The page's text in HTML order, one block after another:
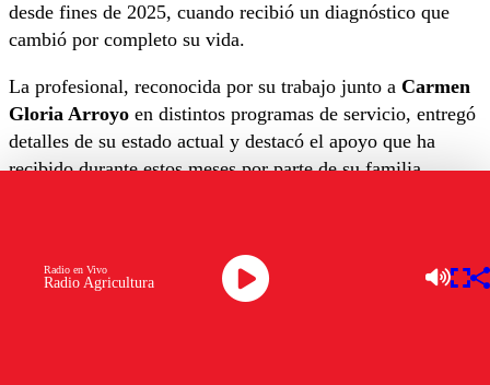
desde fines de 2025, cuando recibió un diagnóstico que
cambió por completo su vida.
La profesional, reconocida por su trabajo junto a Carmen
Gloria Arroyo en distintos programas de servicio, entregó
detalles de su estado actual y destacó el apoyo que ha
recibido durante estos meses por parte de su familia,
su proceso de recuperación.
Radio Agricultura
Radio en Vivo